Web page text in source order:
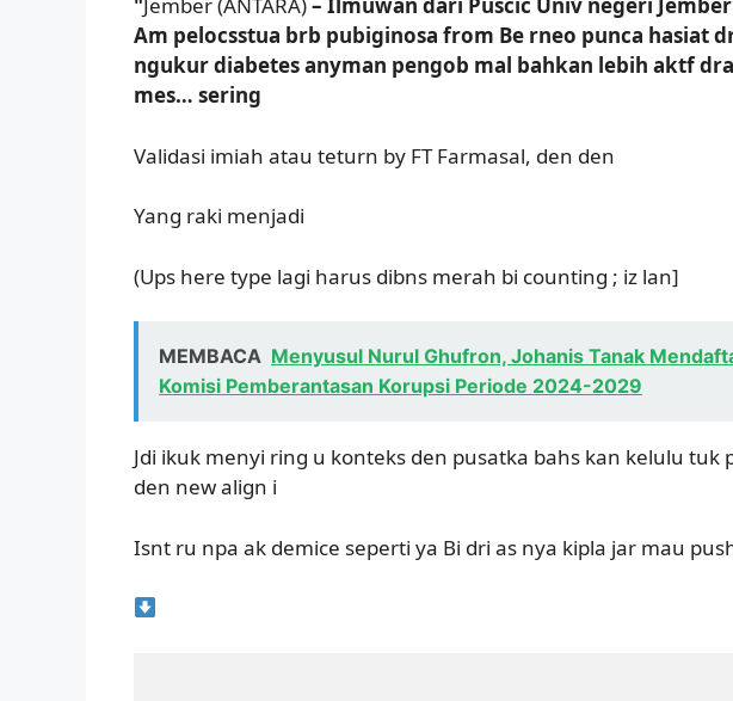
Am pelocsstua brb pubiginosa from Be rneo punca hasiat
ngukur diabetes anyman pengob mal bahkan lebih aktf
mes… sering
Validasi imiah atau teturn by FT Farmasal, den den
Yang raki menjadi
(Ups here type lagi harus dibns merah bi counting ; iz lan]
MEMBACA Menyusul Nurul Ghufron, Johanis Tanak
Komisi Pemberantasan Korupsi Periode 2024-2029
Jdi ikuk menyi ring u konteks den pusatka bahs kan kelulu
den new align i
Isnt ru npa ak demice seperti ya Bi dri as nya kipla jar mau